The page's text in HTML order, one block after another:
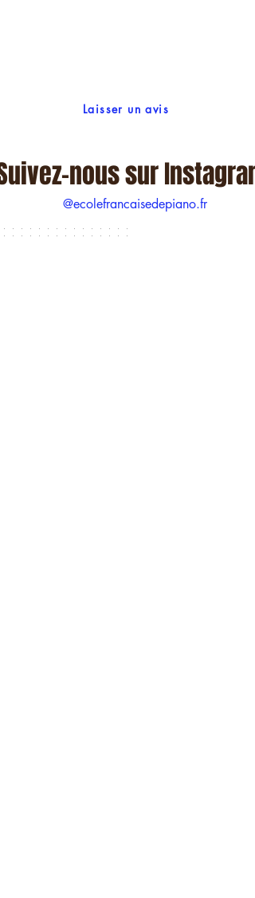
Laisser un avis
nous sur Instagram
@ecolefrancaisedepiano.fr